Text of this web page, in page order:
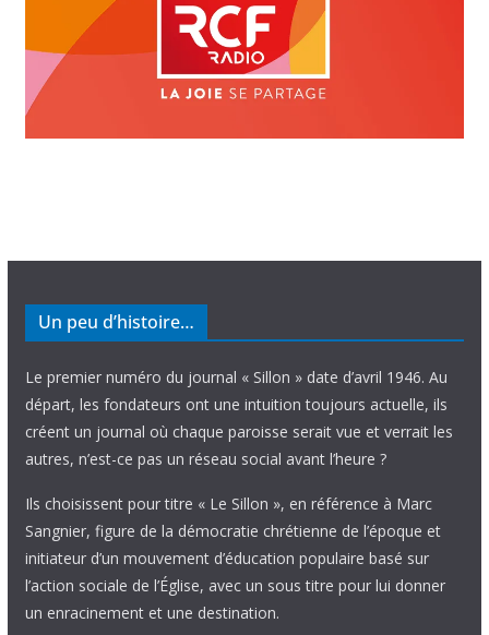
Un peu d’histoire…
Le premier numéro du journal « Sillon » date d’avril 1946. Au
départ, les fondateurs ont une intuition toujours actuelle, ils
créent un journal où chaque paroisse serait vue et verrait les
autres, n’est-ce pas un réseau social avant l’heure ?
Ils choisissent pour titre « Le Sillon », en référence à Marc
Sangnier, figure de la démocratie chrétienne de l’époque et
initiateur d’un mouvement d’éducation populaire basé sur
l’action sociale de l’Église, avec un sous titre pour lui donner
un enracinement et une destination.